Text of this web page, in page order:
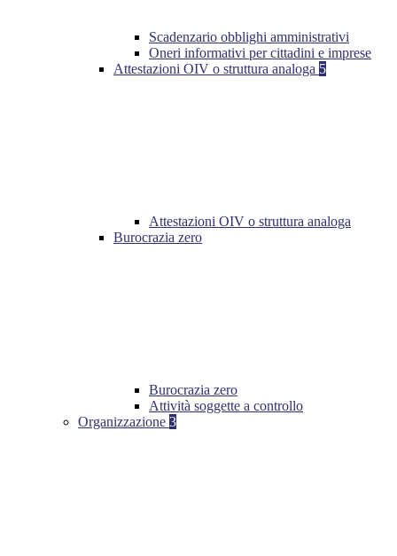
Scadenzario obblighi amministrativi
Oneri informativi per cittadini e imprese
Attestazioni OIV o struttura analoga 5
Attestazioni OIV o struttura analoga
Burocrazia zero
Burocrazia zero
Attività soggette a controllo
Organizzazione 3